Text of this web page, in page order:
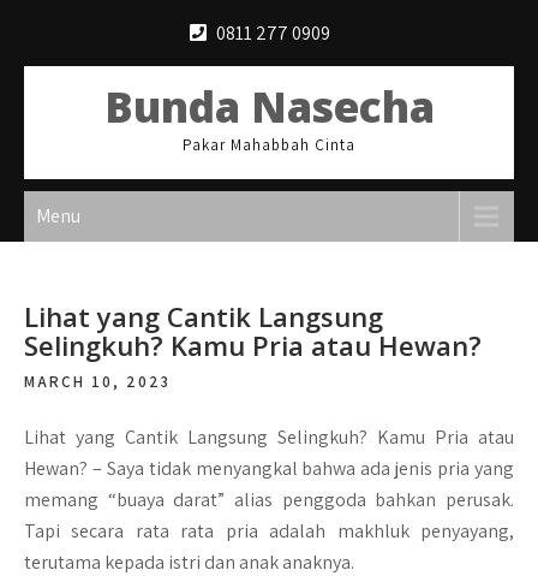
0811 277 0909
Bunda Nasecha
Pakar Mahabbah Cinta
Menu
Lihat yang Cantik Langsung
Selingkuh? Kamu Pria atau Hewan?
MARCH 10, 2023
Lihat yang Cantik Langsung Selingkuh? Kamu Pria atau
Hewan? – Saya tidak menyangkal bahwa ada jenis pria yang
memang “buaya darat” alias penggoda bahkan perusak.
Tapi secara rata rata pria adalah makhluk penyayang,
terutama kepada istri dan anak anaknya.